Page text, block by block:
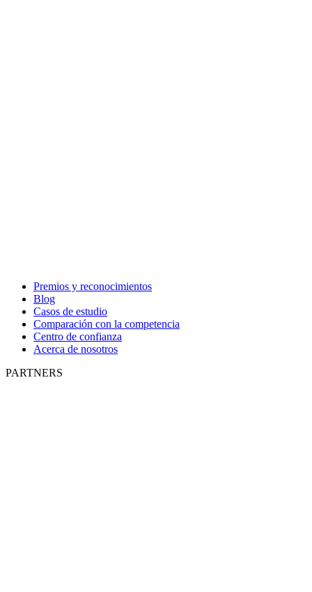
Premios y reconocimientos
Blog
Casos de estudio
Comparación con la competencia
Centro de confianza
Acerca de nosotros
PARTNERS